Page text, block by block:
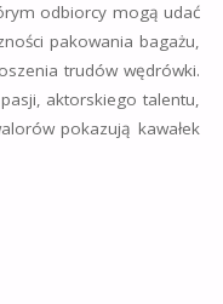
odbiorcy mogą udać
pakowania bagażu,
trudów wędrówki.
aktorskiego talentu,
pokazują kawałek